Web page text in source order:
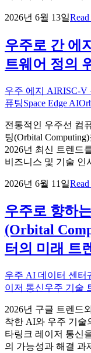
2026년 6월 13일
우주로 간 에
트웨어 정의
우주 에지 AIRISC-V
퓨팅Space Edge AI
전통적인 우주선 컴
팅(Orbital
2026년 최신 트렌드
비즈니스 및 기술 인
2026년 6월 11일
우주로 향하
(Orbital
터의 미래 트
우주 AI 데이터 센터
이저 통신우주 기술
2026년 구글 트렌드
착한 AI와 우주 기술
타링크 레이저 통신
의 가능성과 해결 과